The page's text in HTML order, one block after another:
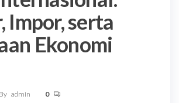
Impor, serta
Ekonomi
By admin 0